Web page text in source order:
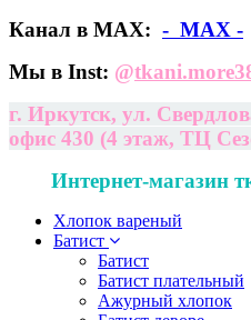
Канал в МАХ: - МАХ -
Мы в Inst: @
г. Иркутск, ул.
офис 430 (4 этаж, ТЦ
Интернет-магазин
Хлопок вареный
Батист
Батист
Батист плательный
Ажурный хлопок